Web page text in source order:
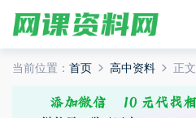
当前位置： 首页 高中资料 正文